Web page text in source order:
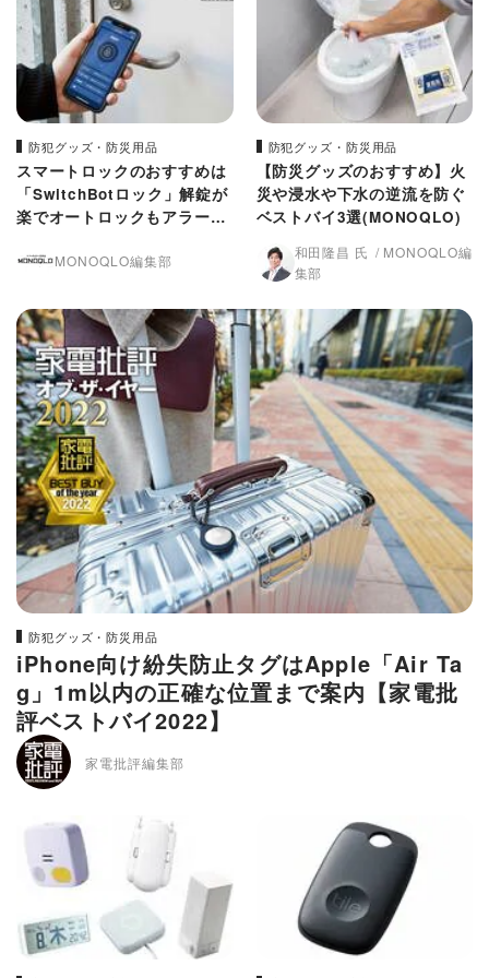
防犯グッズ・防災用品
スマートロックのおすすめは
「SwitchBotロック」解錠が
楽でオートロックもアラート
MONOQLO編集部
防犯グッズ・防災用品
【防災グッズのおすすめ】火
災や浸水や下水の逆流を防ぐ
ベストバイ3選(MONOQLO)
和田隆昌 氏
MONOQLO編
集部
防犯グッズ・防災用品
iPhone向け紛失防止タグはApple「Air Ta
g」1m以内の正確な位置まで案内【家電批
評ベストバイ2022】
家電批評編集部